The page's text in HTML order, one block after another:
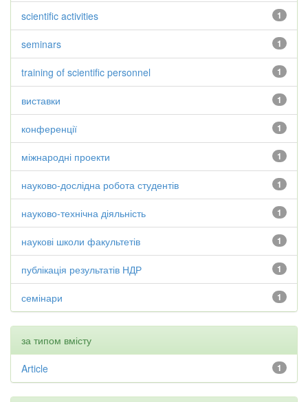
1
scientific activities
1
seminars
1
training of scientific personnel
1
виставки
1
конференції
1
міжнародні проекти
1
науково-дослідна робота студентів
1
науково-технічна діяльність
1
наукові школи факультетів
1
публікація результатів НДР
1
семінари
за типом вмісту
1
Article